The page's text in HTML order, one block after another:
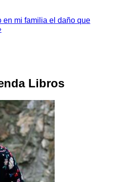
en mi familia el daño que